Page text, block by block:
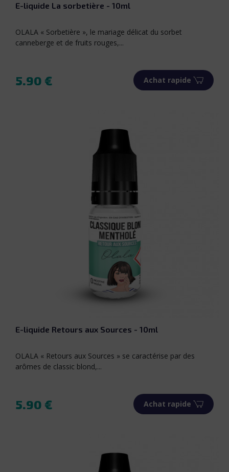
E-liquide La sorbetière - 10ml
OLALA « Sorbetière », le mariage délicat du sorbet
canneberge et de fruits rouges,...
Prix
5.90 € Achat rapide
E-liquide Retours aux Sources - 10ml
OLALA « Retours aux Sources » se caractérise par des
arômes de classic blond,...
Prix
5.90 € Achat rapide